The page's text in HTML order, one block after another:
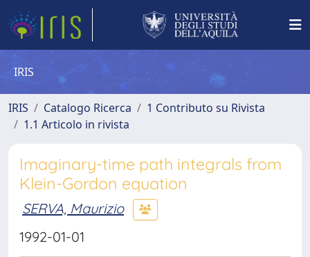
IRIS
IRIS Catalogo Ricerca
1 Contributo su Rivista
1.1 Articolo in rivista
Imaginary-time path integrals from
Klein-Gordon equation
SERVA, Maurizio
1992-01-01